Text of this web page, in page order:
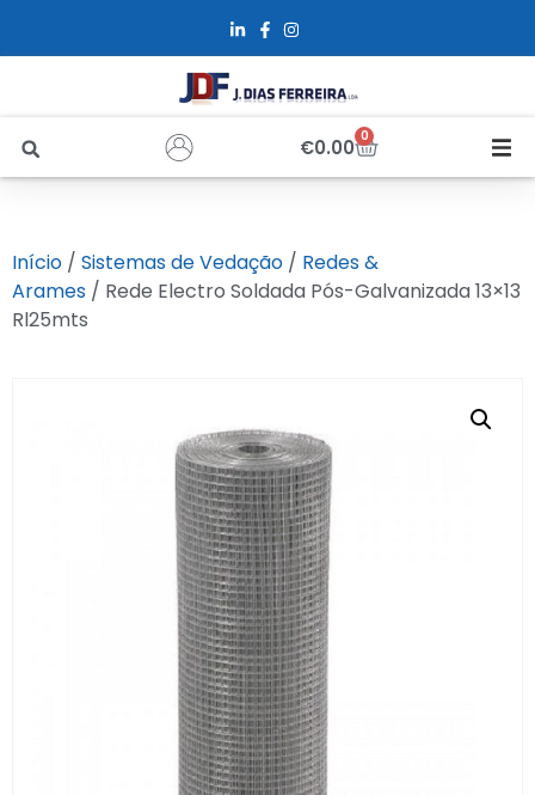
€0.00 0
Sobre Nós
Recrutamento
Contactos
Entrar / Registar
Início / Sistemas de Vedação / Redes &
Arames / Rede Electro Soldada Pós-Galvanizada 13×13
Rl25mts